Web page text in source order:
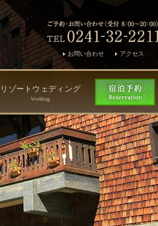
お問い合わせ アクセス
リゾートウェディング
Wedding